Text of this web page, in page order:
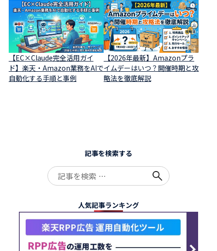
【EC×Claude完全活用ガイ
ド】楽天・Amazon業務をAIで
自動化する手順と事例
【2026年最新】Amazonプラ
イムデーはいつ？開催時期と攻
略法を徹底解説
記事を検索する
Search
for:
人気記事ランキング